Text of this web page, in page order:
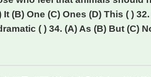
(B) One (C) Ones (D) This ( )
( ) 34. (A) As (B) But (C)